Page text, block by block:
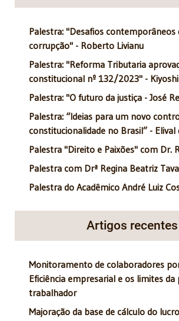
Palestra: "Desafios
corrupção" - Roberto Livianu
Palestra: "Reforma Tributaria
constitucional nº 132/2023" -
Palestra: "O futuro da justiça - José
Palestra: “Ideias para um novo
constitucionalidade no Brasil” - Elival
Palestra "Direito e Paixões" com Dr.
Palestra com Drª Regina Beatriz
Palestra do Acadêmico André Luiz
Artigos recentes
Monitoramento de colaboradores
Eficiência empresarial e os limites
trabalhador
Majoração da base de cálculo do